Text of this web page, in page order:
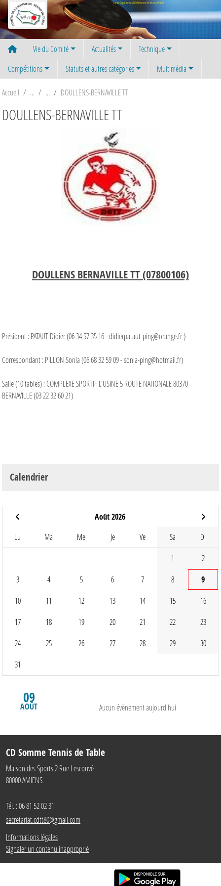
Comité Départemental de la Somme de Tennis de Table
Vie du Comité Actualités
Technique
Compétitions
Statuts et autres catégories Multimédia
Accueil DOULLENS-BERNAVILLE TT
DOULLENS-BERNAVILLE TT
DOULLENS BERNAVILLE TT (07800106)
Président : PATAUT Didier (06 34 57 35 16 - didierpataut-ping@orange.fr )
Correspondant : PILLON Sonia (06 68 32 59 09 - sonia-ping@hotmail.fr)
Salle (10 tables) : COMPLEXE SPORTIF L'USINE 5 ROUTE NATIONALE 80370
BERNAVILLE (03 22 32 60 21)
Calendrier
Août 2026
Lu Ma Me Je Ve Sa Di
1 2
3 4 5 6 7 8 9
10 11 12 13 14 15 16
17 18 19 20 21 22 23
24 25 26 27 28 29 30
31
09
AOÛT Aucun évènement aujourd'hui
CD Somme Tennis de Table
Maison des Sports 2 Rue Lescouvé
80000AMIENS
Tél. :06 81 52 02 31
secretariat.cdtt80@gmail.com
Informations légales
Signaler un contenu inapproprié
Panneau de gestion des cookies